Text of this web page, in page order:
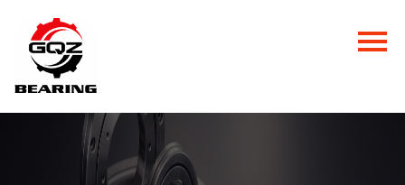
Главная
Продукция
Новости